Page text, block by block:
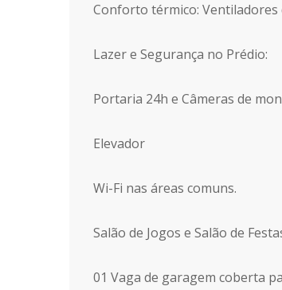
Conforto térmico: Ventiladores
Lazer e Segurança no Prédio:
Portaria 24h e Câmeras de
Elevador
Wi-Fi nas áreas comuns.
Salão de Jogos e Salão de
01 Vaga de garagem coberta